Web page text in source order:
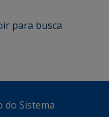
ir para busca
do Sistema